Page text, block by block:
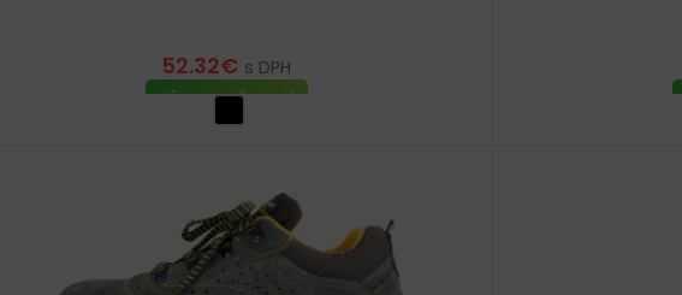
52.32€ s DPH
VÝBER MOŽNOSTÍ